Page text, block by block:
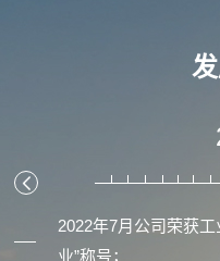
2022年7月公司荣获
业”称号；